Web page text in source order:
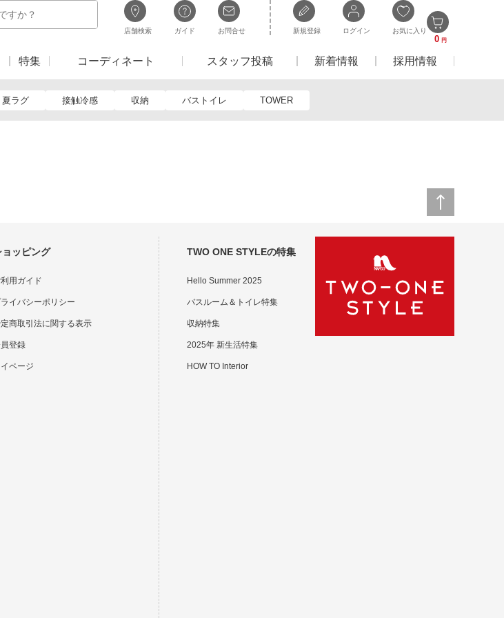
店舗検索 ガイド お問合せ 新規登録 ログイン お気に入り
0 円
特集 コーディネート スタッフ投稿 新着情報 採用情報
夏ラグ 接触冷感 収納 バストイレ TOWER
ョッピング
用ガイド
イバシーポリシー
商取引法に関する表示
登録
ページ
TWO ONE STYLEの特集
Hello Summer 2025
バスルーム＆トイレ特集
収納特集
2025年 新生活特集
HOW TO Interior